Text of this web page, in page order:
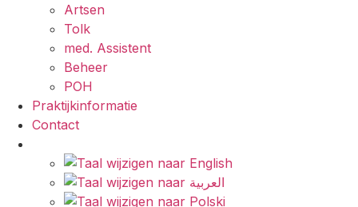
Artsen
Tolk
med. Assistent
Beheer
POH
Praktijkinformatie
Contact